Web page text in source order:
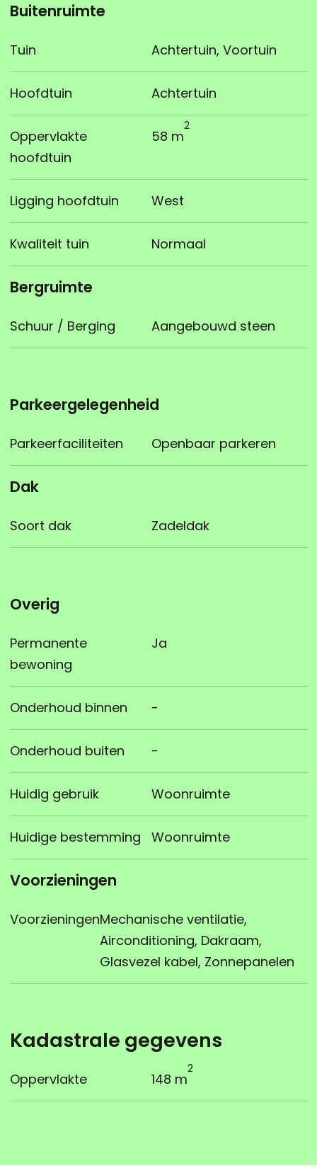
Buitenruimte
Tuin Achtertuin, Voortuin
Hoofdtuin Achtertuin
Oppervlakte
hoofdtuin
58 m
2
Ligging hoofdtuin West
Kwaliteit tuin Normaal
Bergruimte
Schuur / Berging Aangebouwd steen
Parkeergelegenheid
Parkeerfaciliteiten Openbaar parkeren
Dak
Soort dak Zadeldak
Overig
Permanente
bewoning
Ja
Onderhoud binnen -
Onderhoud buiten -
Huidig gebruik Woonruimte
Huidige bestemming Woonruimte
Voorzieningen
VoorzieningenMechanische ventilatie,
Airconditioning, Dakraam,
Glasvezel kabel, Zonnepanelen
Kadastrale gegevens
Oppervlakte 148 m
2